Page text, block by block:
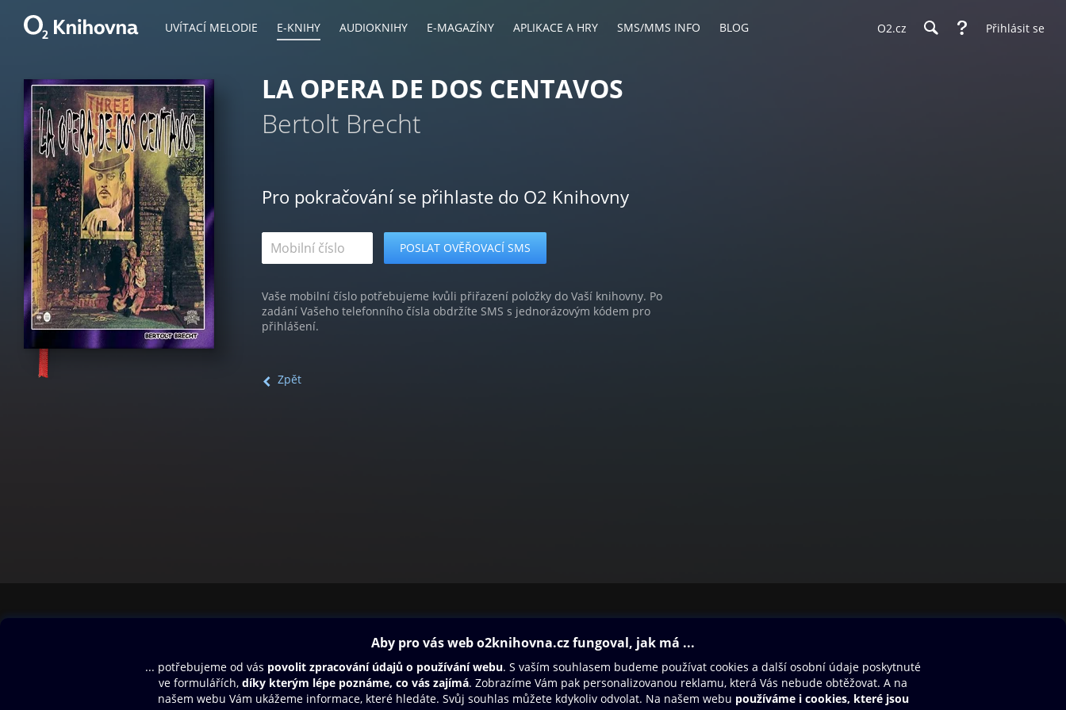
UVÍTACÍ MELODIE E-KNIHY AUDIOKNIHY E-MAGAZÍNY APLIKACE A HRY SMS/MMS INFO BLOG O2.cz Přihlásit se
LA OPERA DE DOS CENTAVOS
Bertolt Brecht
Pro pokračování se přihlaste do O2 Knihovny
Vaše mobilní číslo potřebujeme kvůli přiřazení položky do Vaší knihovny. Po
zadání Vašeho telefonního čísla obdržíte SMS s jednorázovým kódem pro
přihlášení.
Zpět
Aplikace a hry
SMS/MMS Info
Blog
Dárkový poukaz
Nápověda
Oneplay Originály
Sport